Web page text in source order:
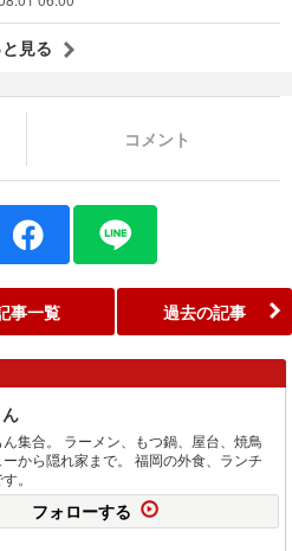
見る
コメント
事一覧 過去の記事
集合。 ラーメン、もつ鍋、屋台、焼鳥
から隠れ家まで。 福岡の外食、ランチ
。
フォローする